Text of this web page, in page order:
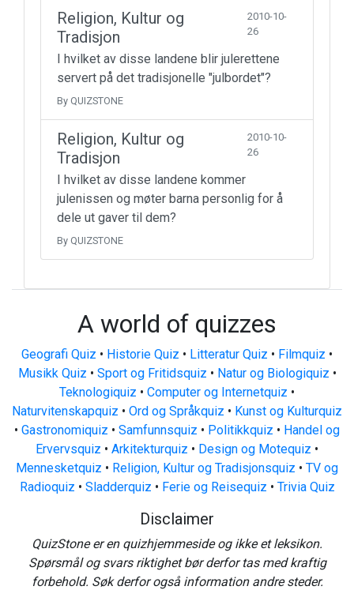
Religion, Kultur og
Tradisjon
2010-10-
26
I hvilket av disse landene blir julerettene
servert på det tradisjonelle "julbordet"?
By QUIZSTONE
Religion, Kultur og
Tradisjon
2010-10-
26
I hvilket av disse landene kommer
julenissen og møter barna personlig for å
dele ut gaver til dem?
By QUIZSTONE
A world of quizzes
Geografi Quiz • Historie Quiz • Litteratur Quiz • Filmquiz •
Musikk Quiz • Sport og Fritidsquiz • Natur og Biologiquiz •
Teknologiquiz • Computer og Internetquiz •
Naturvitenskapquiz • Ord og Språkquiz • Kunst og Kulturquiz
• Gastronomiquiz • Samfunnsquiz • Politikkquiz • Handel og
Ervervsquiz • Arkitekturquiz • Design og Motequiz •
Mennesketquiz • Religion, Kultur og Tradisjonsquiz • TV og
Radioquiz • Sladderquiz • Ferie og Reisequiz • Trivia Quiz
Disclaimer
QuizStone er en quizhjemmeside og ikke et leksikon.
Spørsmål og svars riktighet bør derfor tas med kraftig
forbehold. Søk derfor også information andre steder.